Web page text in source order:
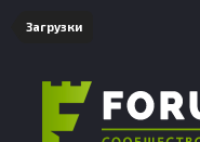
Загрузки